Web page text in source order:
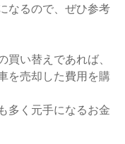
なるので、ぜひ参考
い替えであれば、
を売却した費用を購
多く元手になるお金